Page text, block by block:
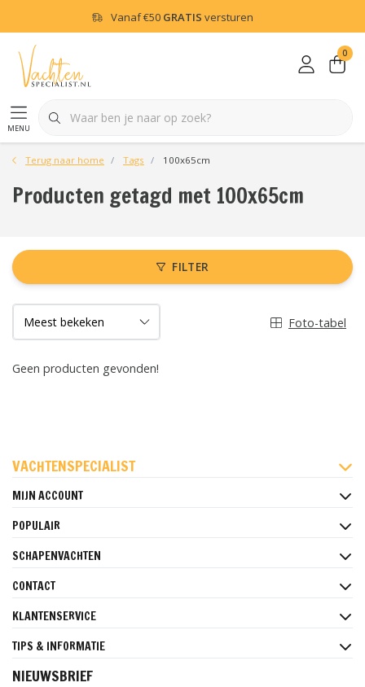
Vanaf€50 GRATIS versturen
menu
0
Terug naar home Tags 100x65cm
Producten getagd met 100x65cm
FILTER
Foto-tabel
Geen producten gevonden!
VACHTENSPECIALIST
MIJN ACCOUNT
POPULAIR
SCHAPENVACHTEN
CONTACT
KLANTENSERVICE
TIPS & INFORMATIE
NIEUWSBRIEF